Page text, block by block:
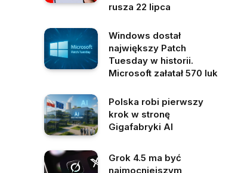
rusza 22 lipca
Windows dostał
największy Patch
Tuesday w historii.
Microsoft załatał 570 luk
Polska robi pierwszy
krok w stronę
Gigafabryki AI
Grok 4.5 ma być
najmocniejszym